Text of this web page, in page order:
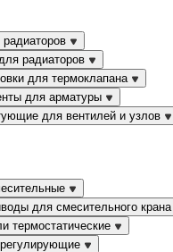
радиаторов
для термоклапана
для арматуры
для вентилей и узлов
для смесительного крана
термостатические